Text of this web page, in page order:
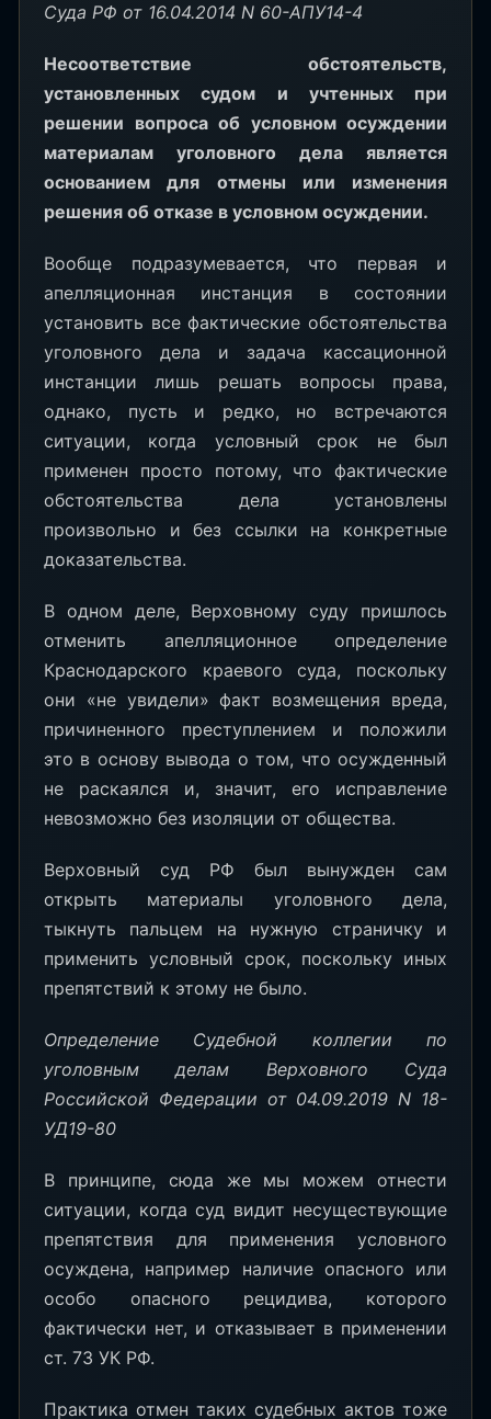
Суда РФ от 16.04.2014 N 60-АПУ14-4
Несоответствие обстоятельств,
установленных судом и учтенных при
решении вопроса об условном осуждении
материалам уголовного дела является
основанием для отмены или изменения
решения об отказе в условном осуждении.
Вообще подразумевается, что первая и
апелляционная инстанция в состоянии
установить все фактические обстоятельства
уголовного дела и задача кассационной
инстанции лишь решать вопросы права,
однако, пусть и редко, но встречаются
ситуации, когда условный срок не был
применен просто потому, что фактические
обстоятельства дела установлены
произвольно и без ссылки на конкретные
доказательства.
В одном деле, Верховному суду пришлось
отменить апелляционное определение
Краснодарского краевого суда, поскольку
они «не увидели» факт возмещения вреда,
причиненного преступлением и положили
это в основу вывода о том, что осужденный
не раскаялся и, значит, его исправление
невозможно без изоляции от общества.
Верховный суд РФ был вынужден сам
открыть материалы уголовного дела,
тыкнуть пальцем на нужную страничку и
применить условный срок, поскольку иных
препятствий к этому не было.
Определение Судебной коллегии по
уголовным делам Верховного Суда
Российской Федерации от 04.09.2019 N 18-
УД19-80
В принципе, сюда же мы можем отнести
ситуации, когда суд видит несуществующие
препятствия для применения условного
осуждена, например наличие опасного или
особо опасного рецидива, которого
фактически нет, и отказывает в применении
ст. 73 УК РФ.
Практика отмен таких судебных актов тоже